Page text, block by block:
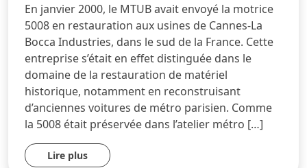
En janvier 2000, le MTUB avait envoyé la motrice
5008 en restauration aux usines de Cannes-La
Bocca Industries, dans le sud de la France. Cette
entreprise s’était en effet distinguée dans le
domaine de la restauration de matériel
historique, notamment en reconstruisant
d’anciennes voitures de métro parisien. Comme
la 5008 était préservée dans l’atelier métro […]
Lire plus